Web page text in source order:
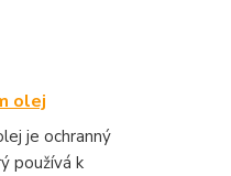
olej
je ochranný
používá k